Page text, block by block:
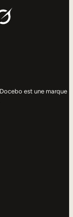
est une marque